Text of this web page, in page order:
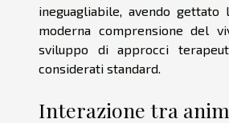
ineguagliabile, avendo
moderna comprensione del
sviluppo di approcci
considerati standard.
Interazione tra